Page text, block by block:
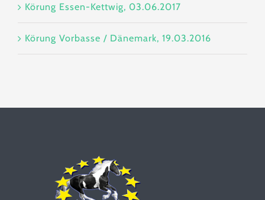
Körung Essen-Kettwig, 03.06.2017
Körung Vorbasse / Dänemark, 19.03.2016